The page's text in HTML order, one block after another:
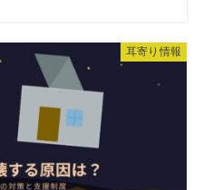
⽿寄り情報